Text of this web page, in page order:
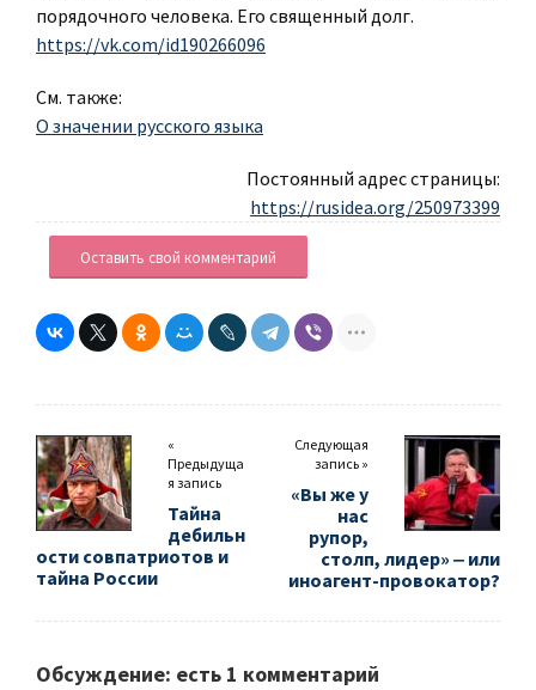
порядочного человека. Его священный долг.
https://vk.com/id190266096
См. также:
О значении русского языка
Постоянный адрес страницы:
https://rusidea.org/250973399
Оставить свой комментарий
«
Предыдуща
я запись
Тайна
дебильн
ости совпатриотов и
тайна России
Следующая
запись »
«Вы же у
нас
рупор,
столп, лидер» ‒ или
иноагент-провокатор?
Обсуждение: есть 1 комментарий